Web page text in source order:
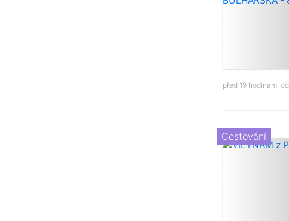
před 19 hodinami od
Cestování